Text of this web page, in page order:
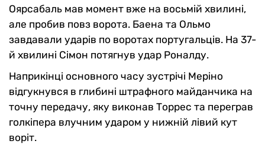
Оярсабаль мав момент вже на восьмій хвилині,
але пробив повз ворота. Баена та Ольмо
завдавали ударів по воротах португальців. На 37-
й хвилині Сімон потягнув удар Роналду.
Наприкінці основного часу зустрічі Меріно
відгукнувся в глибині штрафного майданчика на
точну передачу, яку виконав Торрес та переграв
голкіпера влучним ударом у нижній лівий кут
воріт.